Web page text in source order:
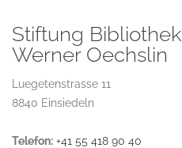
Stiftung Bibliothek
Werner Oechslin
Luegetenstrasse 11
8840 Einsiedeln
Telefon: +41 55 418 90 40